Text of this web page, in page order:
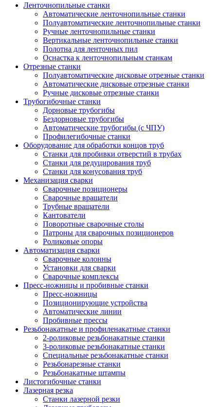
Ленточнопильные станки
Автоматические ленточнопильные станки
Полуавтоматические ленточнопильные станки
Ручные ленточнопильные станки
Вертикальные ленточнопильные станки
Полотна для ленточных пил
Оснастка к ленточнопильным станкам
Отрезные станки
Полуавтоматические дисковые отрезные станки
Автоматические дисковые отрезные станки
Ручные дисковые отрезные станки
Трубогибочные станки
Дорновые трубогибы
Бездорновые трубогибы
Автоматические трубогибы (с ЧПУ)
Профилегибочные станки
Оборудование для обработки концов труб
Станки для пробивки отверстий в трубах
Станки для редуцирования труб
Станки для конусования труб
Механизация сварки
Сварочные позиционеры
Сварочные вращатели
Трубные вращатели
Кантователи
Поворотные сварочные столы
Патроны для сварочных позиционеров
Роликовые опоры
Автоматизация сварки
Сварочные колонны
Установки для сварки
Сварочные комплексы
Пресс-ножницы и пробивные станки
Пресс-ножницы
Позиционирующие устройства
Автоматические линии
Пробивные прессы
Резьбонакатные и профиленакатные станки
2-роликовые резьбонакатные станки
3-роликовые резьбонакатные станки
Специальные резьбонакатные станки
Резьбонарезные станки
Резьбонакатные штампы
Листогибочные станки
Лазерная резка
Станки лазерной резки